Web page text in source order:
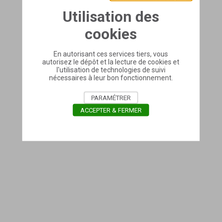
Utilisation des
cookies
En autorisant ces services tiers, vous
autorisez le dépôt et la lecture de cookies et
l'utilisation de technologies de suivi
nécessaires à leur bon fonctionnement.
PARAMÉTRER
ACCEPTER & FERMER